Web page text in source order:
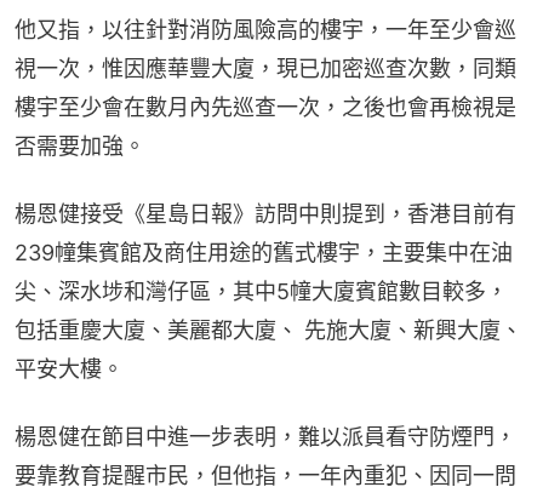
他又指，以往針對消防風險高的樓宇，一年至少會巡
視一次，惟因應華豐大廈，現已加密巡查次數，同類
樓宇至少會在數月內先巡查一次，之後也會再檢視是
否需要加強。
楊恩健接受《星島日報》訪問中則提到，香港目前有
239幢集賓館及商住用途的舊式樓宇，主要集中在油
尖、深水埗和灣仔區，其中5幢大廈賓館數目較多，
包括重慶大廈、美麗都大廈、 先施大廈、新興大廈、
平安大樓。
楊恩健在節目中進一步表明，難以派員看守防煙門，
要靠教育提醒市民，但他指，一年內重犯、因同一問